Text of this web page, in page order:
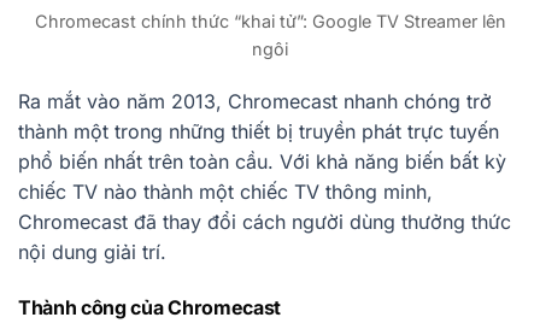
Chromecast chính thức “khai tử”: Google TV Streamer lên
ngôi
Ra mắt vào năm 2013, Chromecast nhanh chóng trở
thành một trong những thiết bị truyền phát trực tuyến
phổ biến nhất trên toàn cầu. Với khả năng biến bất kỳ
chiếc TV nào thành một chiếc TV thông minh,
Chromecast đã thay đổi cách người dùng thưởng thức
nội dung giải trí.
Thành công của Chromecast